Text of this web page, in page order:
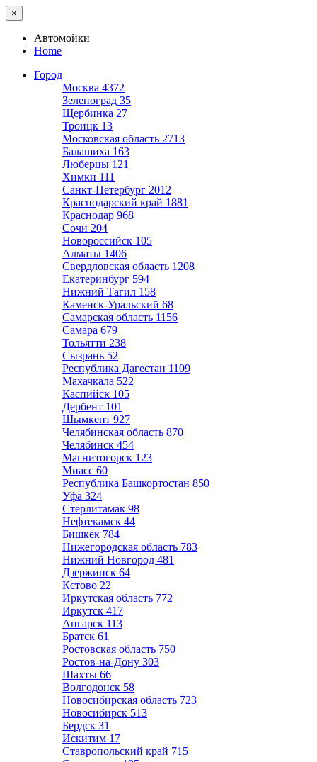
×
Автомойки
Home
Город
Москва 4372
Зеленоград 35
Щербинка 27
Троицк 13
Московская область 2713
Балашиха 163
Люберцы 121
Химки 111
Санкт-Петербург 2012
Краснодарский край 1881
Краснодар 968
Сочи 204
Новороссийск 105
Алматы 1406
Свердловская область 1208
Екатеринбург 594
Нижний Тагил 158
Каменск-Уральский 68
Самарская область 1156
Самара 679
Тольятти 238
Сызрань 52
Республика Дагестан 1109
Махачкала 522
Каспийск 105
Дербент 101
Шымкент 927
Челябинская область 870
Челябинск 454
Магнитогорск 123
Миасс 60
Республика Башкортостан 850
Уфа 324
Стерлитамак 98
Нефтекамск 44
Бишкек 784
Нижегородская область 783
Нижний Новгород 481
Дзержинск 64
Кстово 22
Иркутская область 772
Иркутск 417
Ангарск 113
Братск 61
Ростовская область 750
Ростов-на-Дону 303
Шахты 66
Волгодонск 58
Новосибирская область 723
Новосибирск 513
Бердск 31
Искитим 17
Ставропольский край 715